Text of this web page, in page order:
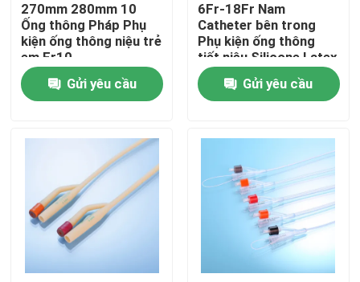
Kiểm soát chất lượng
Liên hệ chúng tôi
Cao su silicon y tế
Nút cao su y tế
Pít tông ống tiêm cao su
270mm 280mm 10
Ống thông Pháp Phụ
kiện ống thông niệu trẻ
em Fr10
Gửi yêu cầu
6Fr-18Fr Nam
Catheter bên trong
Phụ kiện ống thông
tiết niệu Silicone Latex
Gửi yêu cầu